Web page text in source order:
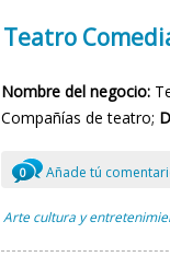
Teatro
Nombre del negocio:
Compañías de teatro;
0 Añade tú
Arte cultura y